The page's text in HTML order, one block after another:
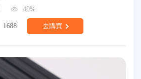
40%
1688 去購買